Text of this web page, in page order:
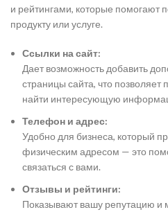
и рейтингами, которые помогают
продукту или услуге.
Ссылки на сайт:
Дает возможность добавить
страницы сайта, что позволяет
найти интересующую
Телефон и адрес:
Удобно для бизнеса, который
физическим адресом — это
связаться с вами.
Отзывы и рейтинги:
Показывают вашу репутацию и